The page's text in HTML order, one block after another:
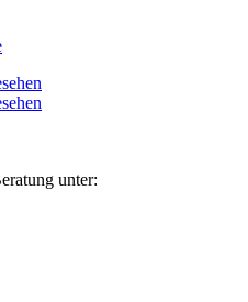
unter: